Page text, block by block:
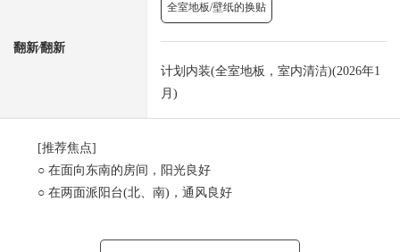
翻新⁄翻新
全室地板/壁纸的换贴
计划内装(全室地板，室内清洁)(2026年1
月)
[推荐焦点]
○ 在面向东南的房间，阳光良好
○ 在两面派阳台(北、南)，通风良好
○ 3LDK的房型